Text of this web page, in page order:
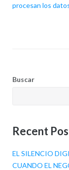
procesan los
Buscar
Recent
EL SILENCIO
CUANDO EL